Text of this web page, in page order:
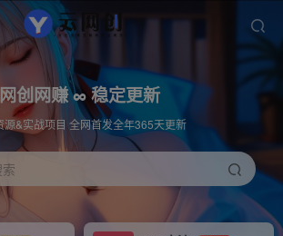
网创网赚 ∞ 稳定更新
源&实战项目 全网首发全年365天更新